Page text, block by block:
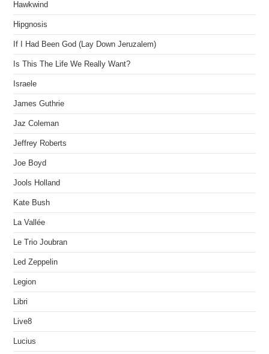
Hawkwind
Hipgnosis
If I Had Been God (Lay Down Jeruzalem)
Is This The Life We Really Want?
Israele
James Guthrie
Jaz Coleman
Jeffrey Roberts
Joe Boyd
Jools Holland
Kate Bush
La Vallée
Le Trio Joubran
Led Zeppelin
Legion
Libri
Live8
Lucius